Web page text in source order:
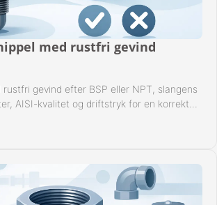
med rustfri gevind
gevind efter BSP eller NPT, slangens
AISI-kvalitet og driftstryk for en korrekt